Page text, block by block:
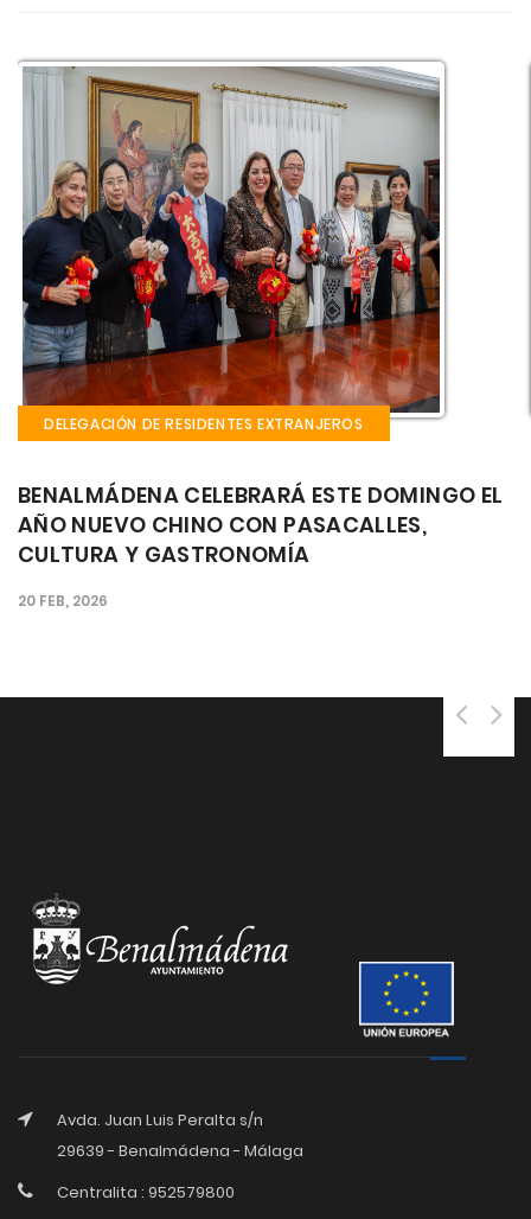
DELEGACIÓN DE RESIDENTES EXTRANJEROS
EL CASTILLO EL BIL BIL ACOGE ESTE FIN DE
SEMANA LA FIESTA GAUCHA: CULTURA,
MÚSICA Y GASTRONOMÍA ARGENTINA EN EL
Avda. Juan Luis Peralta s/n
29639 - Benalmádena - Málaga
Centralita : 952579800